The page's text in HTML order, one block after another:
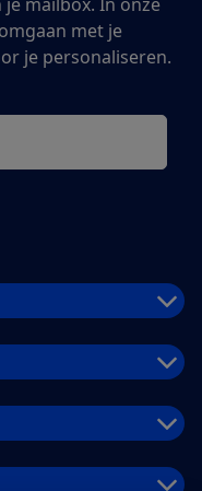
mailbox. In onze
met je
je personaliseren.